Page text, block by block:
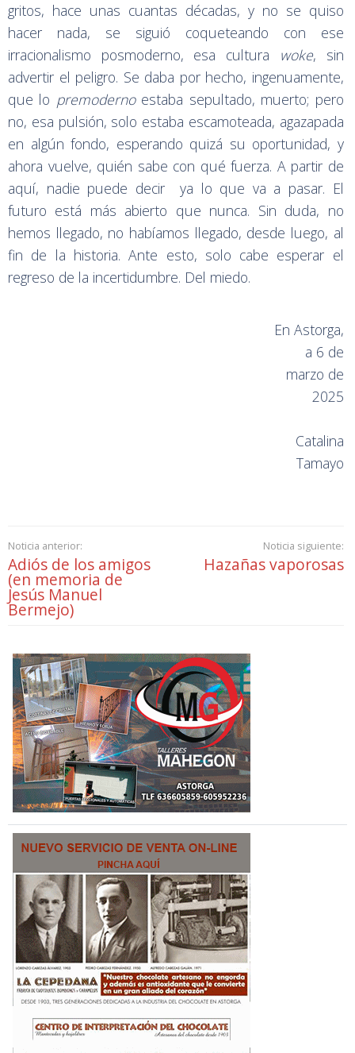
gritos, hace unas cuantas décadas, y no se quiso
hacer nada, se siguió coqueteando con ese
irracionalismo posmoderno, esa cultura woke, sin
advertir el peligro. Se daba por hecho, ingenuamente,
que lo premoderno estaba sepultado, muerto; pero
no, esa pulsión, solo estaba escamoteada, agazapada
en algún fondo, esperando quizá su oportunidad, y
ahora vuelve, quién sabe con qué fuerza. A partir de
aquí, nadie puede decir ya lo que va a pasar. El
futuro está más abierto que nunca. Sin duda, no
hemos llegado, no habíamos llegado, desde luego, al
fin de la historia. Ante esto, solo cabe esperar el
regreso de la incertidumbre. Del miedo.
En Astorga,
a 6 de
marzo de
2025
Catalina
Tamayo
Noticia anterior:
Adiós de los amigos
(en memoria de
Jesús Manuel
Bermejo)
Noticia siguiente:
Hazañas vaporosas